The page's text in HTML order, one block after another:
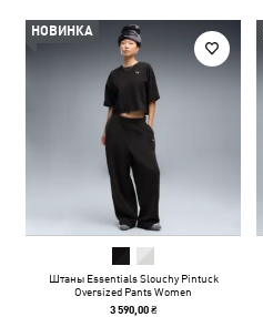
НОВИНКА
Штаны Essentials Slouchy Pintuck
Oversized Pants Women
3 590,00 ₴